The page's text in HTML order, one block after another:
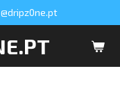
@dripz0ne.pt